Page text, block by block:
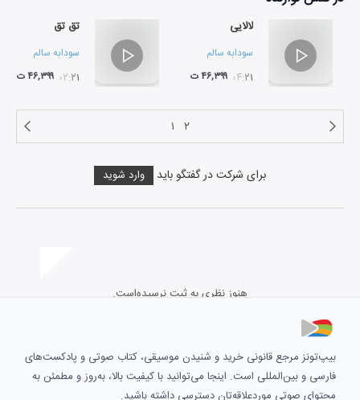
لالایی
سودابه سالم
۰۴:۲۱ ۴۶,۳۹۹ ت
تق تق
سودابه سالم
۰۲:۲۱ ۴۶,۳۹۹ ت
۱ ۲
برای شرکت در گفتگو باید وارد شوید
هنوز نظری به ثبت نرسیده‌است.
بیپ‌تونز مرجع قانونی خرید و شنیدن موسیقی، کتاب صوتی و پادکست‌های
فارسی و بین‌المللی است. اینجا می‌توانید با کیفیت بالا، به‌روز و مطمئن به
محتوای صوتی موردعلاقه‌تان دسترسی داشته باشید.